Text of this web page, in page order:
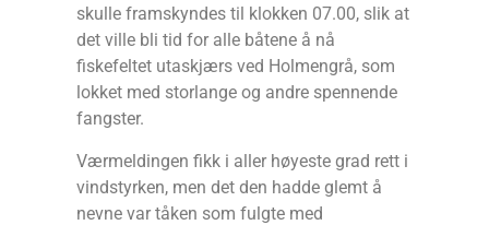
skulle framskyndes til klokken 07.00, slik at
det ville bli tid for alle båtene å nå
fiskefeltet utaskjærs ved Holmengrå, som
lokket med storlange og andre spennende
fangster.
Værmeldingen fikk i aller høyeste grad rett i
vindstyrken, men det den hadde glemt å
nevne var tåken som fulgte med